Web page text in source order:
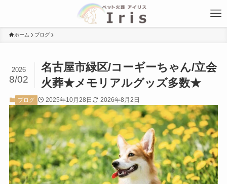
ホーム ブログ
名古屋市緑区/コーギーちゃん/立会
火葬★メモリアルグッズ多数★
2026
8/02
ブログ 2025年10月28日 2026年8月2日